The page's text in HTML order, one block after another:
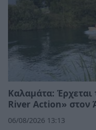
Καλαμάτα:
River Action» στον
06/08/2026 13:13